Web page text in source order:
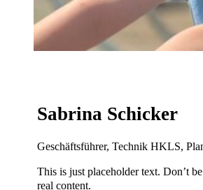
Sabrina Schicker
Geschäftsführer, Technik HKLS,
This is just placeholder text. Don’t
real content.